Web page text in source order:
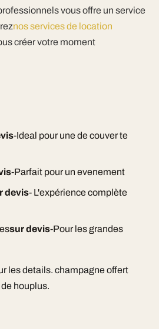
vous offre un service
nos services de location
créer votre moment
-Ideal pour une de couver te
-Parfait pour un evenement
devis- L'expérience complète
sur devis-Pour les grandes
les details. champagne offert
houplus.